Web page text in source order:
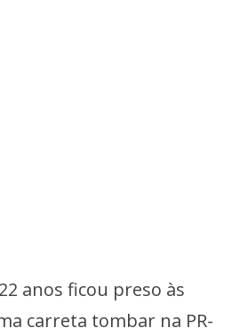
anos ficou preso às
carreta tombar na PR-